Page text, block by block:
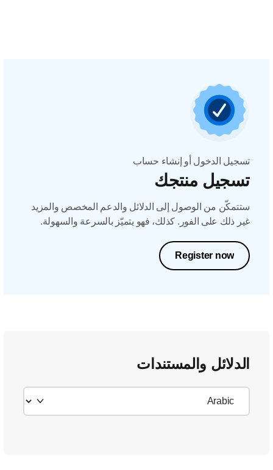
تسجيل الدخول أو إنشاء حساب
تسجيل منتجك
ستتمكّن من الوصول إلى الدلائل والدعم المخصص والمزيد
غير ذلك على الفور. كذلك، فهو يتميّز بالسرعة والسهولة.
Register now
الدلائل والمستندات